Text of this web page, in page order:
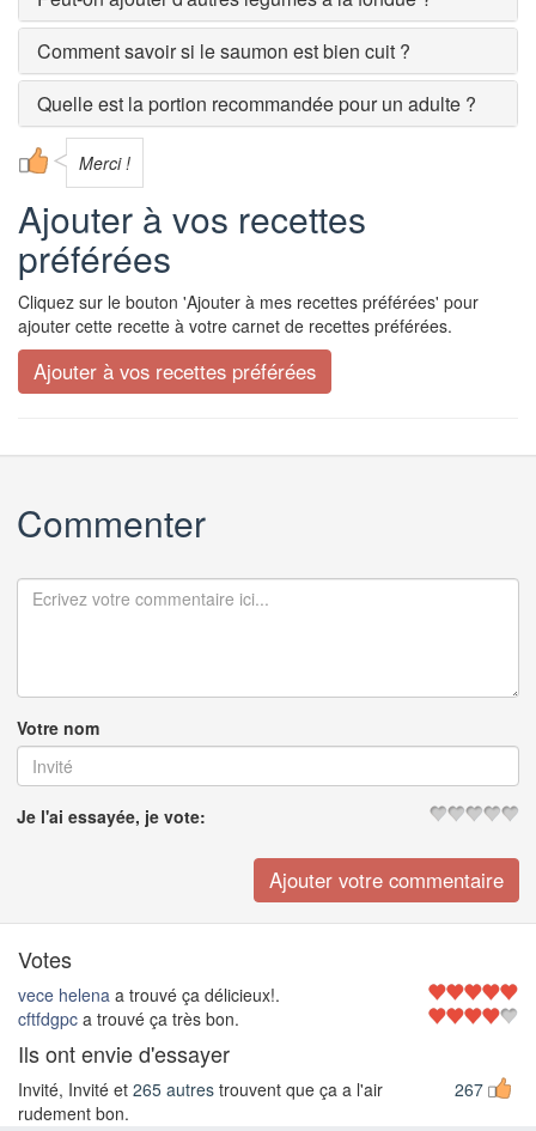
Comment savoir si le saumon est bien cuit ?
Quelle est la portion recommandée pour un adulte ?
Merci !
Ajouter à vos recettes
préférées
Cliquez sur le bouton 'Ajouter à mes recettes préférées' pour
ajouter cette recette à votre carnet de recettes préférées.
Commenter
Votre nom
Je l'ai essayée, je vote:
Votes
vece helena a trouvé ça délicieux!.
cftfdgpc a trouvé ça très bon.
Ils ont envie d'essayer
267
Invité, Invité et 265 autres trouvent que ça a l'air
rudement bon.